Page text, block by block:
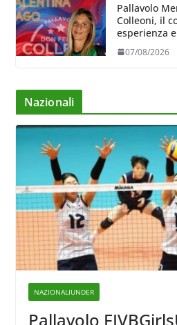
Pallavolo
Colleoni, il
esperienza
07/08/2026
Nazionali
NAZIONALIUNDER
Pallavolo